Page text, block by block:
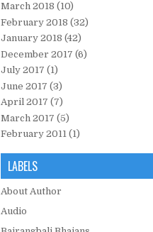
March 2018 (10)
February 2018 (32)
January 2018 (42)
December 2017 (6)
July 2017 (1)
June 2017 (3)
April 2017 (7)
March 2017 (5)
February 2011 (1)
LABELS
About Author
Audio